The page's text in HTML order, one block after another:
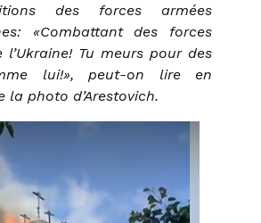
des forces armées
«Combattant des forces
l’Ukraine! Tu meurs pour des
lui!», peut-on lire en
la photo d’Arestovich.